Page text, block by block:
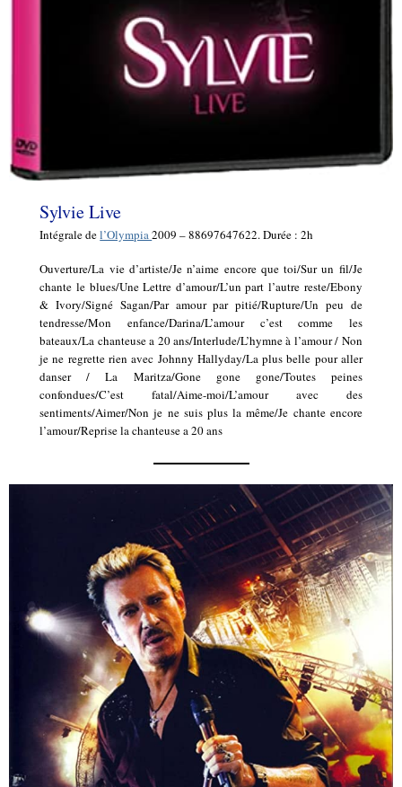
Sylvie Live
Intégrale del’Olympia2009 – 88697647622. Durée : 2h
Ouverture/La vie d’artiste/Je n’aime encore que toi/Sur un fil/Je
chante le blues/Une Lettre d’amour/L’un part l’autre reste/Ebony
& Ivory/Signé Sagan/Par amour par pitié/Rupture/Un peu de
tendresse/Mon enfance/Darina/L’amour c’est comme les
bateaux/La chanteuse a 20 ans/Interlude/L’hymne à l’amour / Non
je ne regrette rien avec Johnny Hallyday/La plus belle pour aller
danser / La Maritza/Gone gone gone/Toutes peines
confondues/C’est fatal/Aime-moi/L’amour avec des
sentiments/Aimer/Non je ne suis plus la même/Je chante encore
l’amour/Reprise la chanteuse a 20 ans